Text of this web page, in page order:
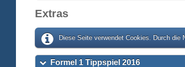
Extras
Diese Seite verwendet Cookies. Durch
Formel 1 Tippspiel 2016